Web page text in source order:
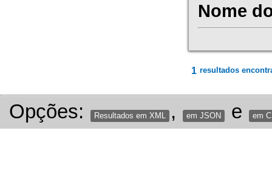
Nome
1 resultados
Opções: Resultados em XML , em JSON e em